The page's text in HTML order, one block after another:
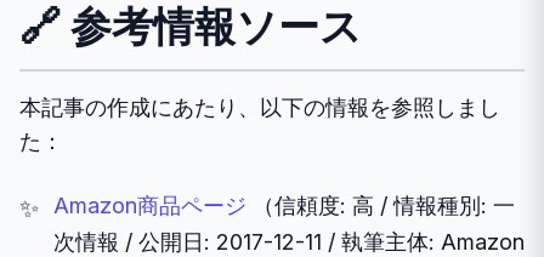
🔗 参考情報ソース
本記事の作成にあたり、以下の情報を参照しまし
た：
Amazon商品ページ （信頼度: 高 / 情報種別: 一
次情報 / 公開日: 2017-12-11 / 執筆主体: Amazon